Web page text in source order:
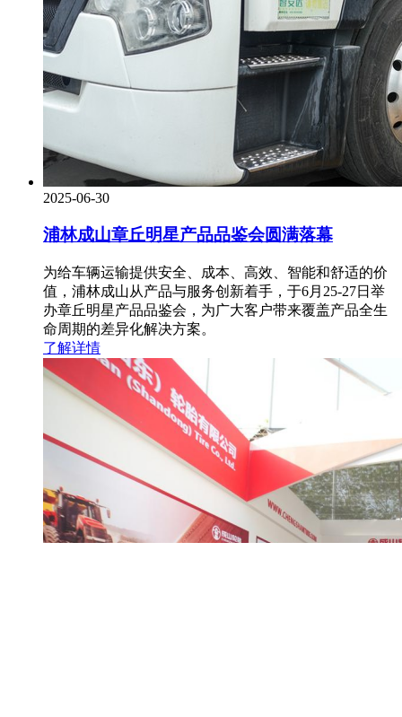
2025-06-30
浦林成山章丘明星产品品鉴会圆满落幕
为给车辆运输提供安全、成本、高效、智能和舒适的价
值，浦林成山从产品与服务创新着手，于6月25-27日举
办章丘明星产品品鉴会，为广大客户带来覆盖产品全生
命周期的差异化解决方案。
了解详情